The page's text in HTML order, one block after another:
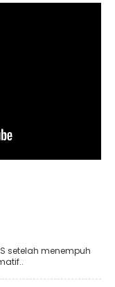
setelah menempuh